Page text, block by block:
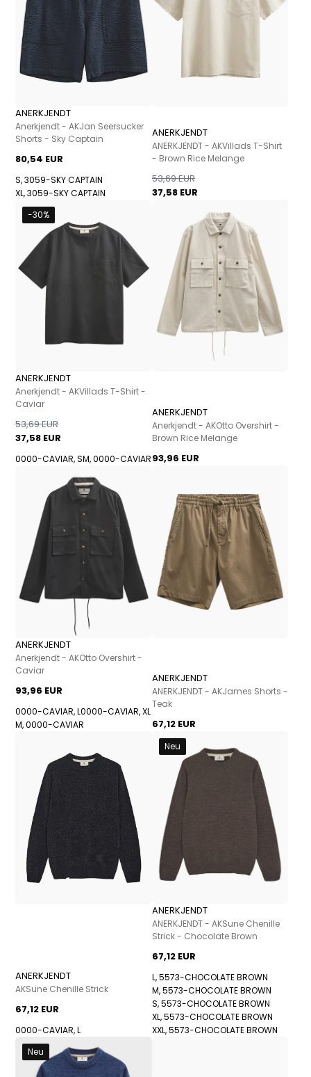
ANERKJENDT
Anerkjendt - AKJan Seersucker
Shorts - Sky Captain
80,54 EUR
S, 3059-SKY CAPTAIN
XL, 3059-SKY CAPTAIN
ANERKJENDT
ANERKJENDT - AKVillads T-Shirt
- Brown Rice Melange
37,58 EUR
53,69 EUR
-30%
ANERKJENDT
Anerkjendt - AKVillads T-Shirt -
Caviar
37,58 EUR
53,69 EUR
0000-CAVIAR, SM, 0000-CAVIAR
ANERKJENDT
Anerkjendt - AKOtto Overshirt -
Brown Rice Melange
93,96 EUR
ANERKJENDT
Anerkjendt - AKOtto Overshirt -
Caviar
93,96 EUR
0000-CAVIAR, L0000-CAVIAR, XL
M, 0000-CAVIAR
ANERKJENDT
ANERKJENDT - AKJames Shorts -
Teak
67,12 EUR
ANERKJENDT
AKSune Chenille Strick
67,12 EUR
0000-CAVIAR, L
Neu
ANERKJENDT
ANERKJENDT - AKSune Chenille
Strick - Chocolate Brown
67,12 EUR
L, 5573-CHOCOLATE BROWN
M, 5573-CHOCOLATE BROWN
S, 5573-CHOCOLATE BROWN
XL, 5573-CHOCOLATE BROWN
XXL, 5573-CHOCOLATE BROWN
Neu